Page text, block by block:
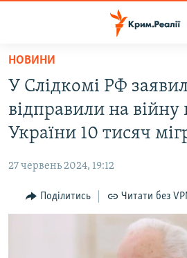
Перейти
основного
матеріалу
Перейти
до
основної
навігації
Перейти
до
ВОДА.КРИМ
ВІДЕО ТА ФОТО
БЛОГИ
ПОГЛЯД
НОВИНИ
У Слідкомі РФ
відправили на війну
України 10 тисяч
27 червень 2024, 19:12
Поділитись Читати без